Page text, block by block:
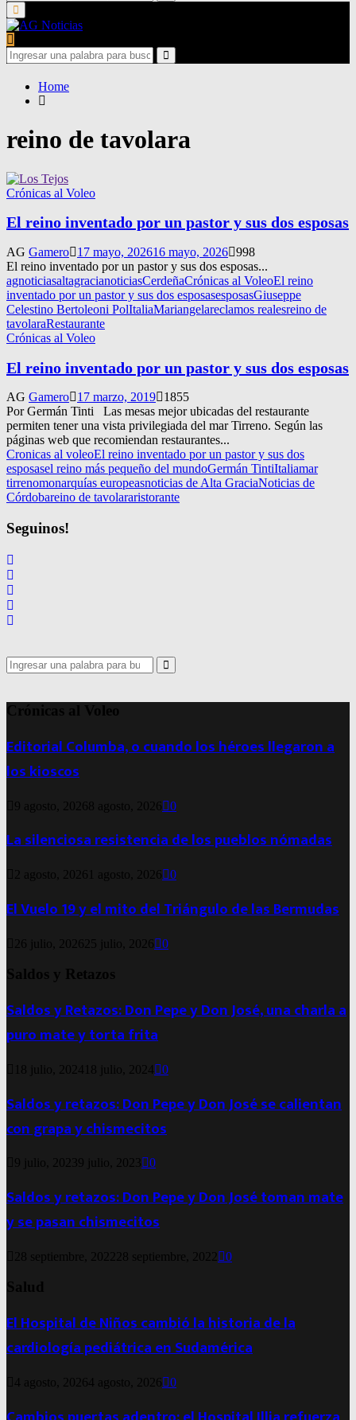
for:
Search
Primary
Menu
Search
for:
Search
Home
reino de tavolara
Crónicas al Voleo
El reino inventado por un pastor y sus dos esposas
AG Gamero 17 mayo, 202616 mayo, 2026 998
El reino inventado por un pastor y sus dos esposas...
agnoticiasaltagracianoticiasCerdeñaCrónicas al VoleoEl reino
inventado por un pastor y sus dos esposasesposasGiuseppe
Celestino Bertoleoni PolItaliaMariangelareclamos realesreino de
tavolaraRestaurante
Crónicas al Voleo
El reino inventado por un pastor y sus dos esposas
AG Gamero 17 marzo, 2019
1855
Por Germán Tinti Las mesas mejor ubicadas del restaurante
permiten tener una vista privilegiada del mar Tirreno. Según las
páginas web que recomiendan restaurantes...
Cronicas al voleoEl reino inventado por un pastor y sus dos
esposasel reino más pequeño del mundoGermán TintiItaliamar
tirrenomonarquías europeasnoticias de Alta GraciaNoticias de
Córdobareino de tavolararistorante
Seguinos!
Search
for:
Search
Crónicas al Voleo
Editorial Columba, o cuando los héroes llegaron a
los kioscos
9 agosto, 20268 agosto, 2026 0
La silenciosa resistencia de los pueblos nómadas
2 agosto, 2026 1 agosto, 2026 0
El Vuelo 19 y el mito del Triángulo de las Bermudas
26 julio, 2026 25 julio, 2026 0
Saldos y Retazos
Saldos y Retazos: Don Pepe y Don José, una charla a
puro mate y torta frita
18 julio, 2024 18 julio, 2024 0
Saldos y retazos: Don Pepe y Don José se calientan
con grapa y chismecitos
9 julio, 20239 julio, 2023 0
Saldos y retazos: Don Pepe y Don José toman mate
y se pasan chismecitos
28 septiembre, 2022 28 septiembre, 2022 0
Salud
El Hospital de Niños cambió la historia de la
cardiología pediátrica en Sudamérica
4 agosto, 20264 agosto, 2026 0